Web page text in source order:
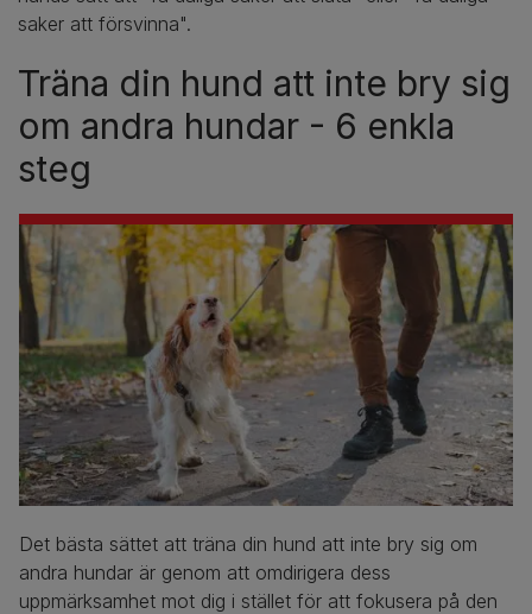
saker att försvinna".
Träna din hund att inte bry sig
om andra hundar - 6 enkla
steg
Det bästa sättet att träna din hund att inte bry sig om
andra hundar är genom att omdirigera dess
uppmärksamhet mot dig i stället för att fokusera på den